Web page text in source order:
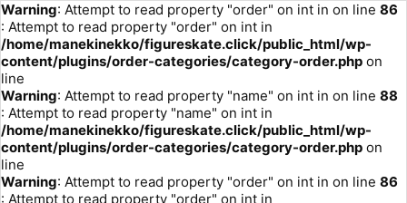
Warning: Attempt to read property "order" on int in on line 86
: Attempt to read property "order" on int in
/home/manekinekko/figureskate.click/public_html/wp-
content/plugins/order-categories/category-order.php on
line
Warning: Attempt to read property "name" on int in on line 88
: Attempt to read property "name" on int in
/home/manekinekko/figureskate.click/public_html/wp-
content/plugins/order-categories/category-order.php on
line
Warning: Attempt to read property "order" on int in on line 86
: Attempt to read property "order" on int in